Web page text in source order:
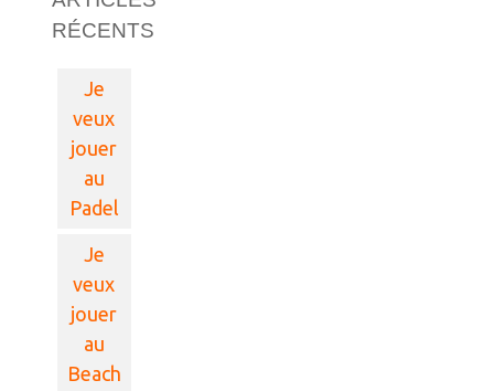
RÉCENTS
Je
veux
jouer
au
Padel
Je
veux
jouer
au
Beach